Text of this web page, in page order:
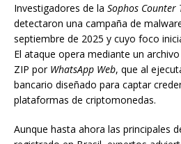
Investigadores de la Sophos
detectaron una campaña de
septiembre de 2025 y cuyo foco
El ataque opera mediante un
ZIP por WhatsApp Web, que al
bancario diseñado para captar
plataformas de criptomonedas.
Aunque hasta ahora las principales